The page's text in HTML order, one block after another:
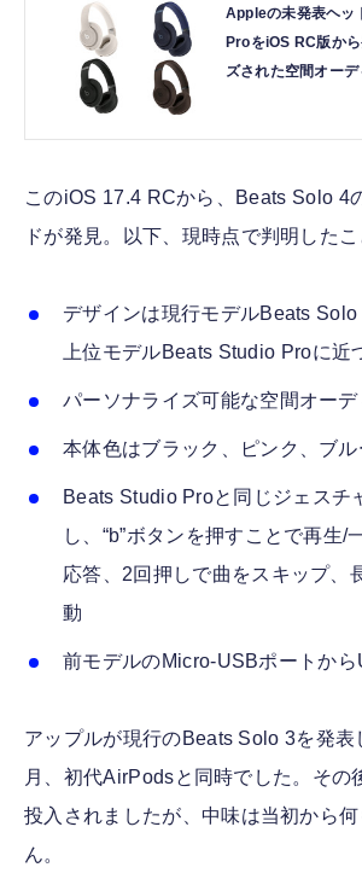
Appleの未発表ヘ
ProをiOS RC版か
ズされた空間オー
このiOS 17.4 RCから、Beats Solo 4
ドが発見。以下、現時点で判明したこ
デザインは現行モデルBeats Solo
上位モデルBeats Studio Proに近
パーソナライズ可能な空間オー
本体色はブラック、ピンク、ブ
Beats Studio Proと同じジェスチ
し、“b”ボタンを押すことで再生/
応答、2回押しで曲をスキップ、
動
前モデルのMicro-USBポートか
アップルが現行のBeats Solo 3を発表
月、初代AirPodsと同時でした。その
投入されましたが、中味は当初から
ん。